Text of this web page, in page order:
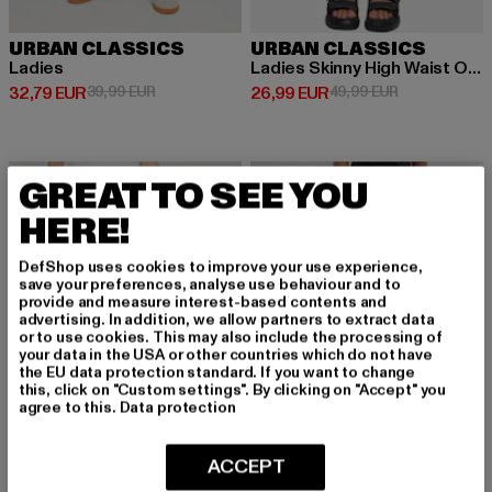
URBAN CLASSICS
Ladies
32,79 EUR
Derzeitiger Preis: 32,79 EUR
39,99 EURAktionspreis: 39,99 EUR
URBAN CLASSICS
Ladies Skinny High Waist Open Hem Jeans
26,99 EUR
Derzeitiger Preis: 26,99 EUR
49,99 EURAktionspreis:
-10% -10%
GREAT TO SEE YOU
HERE!
DefShop uses cookies to improve your use experience,
save your preferences, analyse use behaviour and to
provide and measure interest-based contents and
advertising. In addition, we allow partners to extract data
or to use cookies. This may also include the processing of
your data in the USA or other countries which do not have
the EU data protection standard. If you want to change
this, click on "Custom settings". By clicking on "Accept" you
agree to this. Data protection
ACCEPT